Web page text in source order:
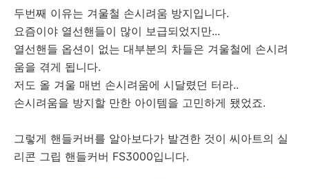
두번째 이유는 겨울철 손시려움 방지입니다.
요즘이야 열선핸들이 많이 보급되었지만...
열선핸들 옵션이 없는 대부분의 차들은 겨울철에 손시려
움을 겪게 됩니다.
저도 올 겨울 매번 손시려움에 시달렸던 터라..
손시려움을 방지할 만한 아이템을 고민하게 됐었죠.
그렇게 핸들커버를 알아보다가 발견한 것이 씨아트의 실
리콘 그립 핸들커버 FS3000입니다.